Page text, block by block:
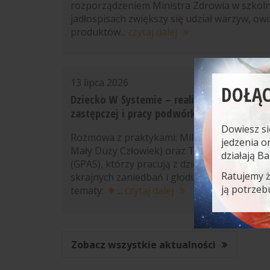
rozporządzeniem Ministra Zdrowia w
jadłospisach zwiększy się udział warzyw,
produktów... czytaj dalej
13 lipca 2026
Dziecko W Systemie – realia ukrytego
zastępczej i pracy podwórkowej [WEBINAR]
Rozmowa z praktykami: Mileną Domańską
Mały Duży Człowiek) oraz Tomaszem
(GPAS), którzy pracują z dziećmi
skrajnych zaniedbań i głodu. W materiale
tematy:
... czytaj dalej
Zobacz wszystkie aktualności
Dowiesz
jedzenia
działają
Ratujemy
ją